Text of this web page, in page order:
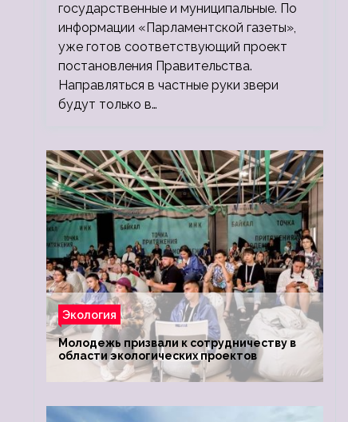
государственные и муниципальные. По
информации «Парламентской газеты»,
уже готов соответствующий проект
постановления Правительства.
Направляться в частные руки звери
будут только в…
Экология
Молодежь призвали к сотрудничеству в
области экологических проектов